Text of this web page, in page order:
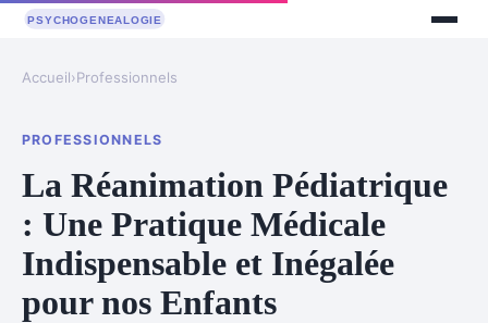
Accueil›Professionnels
PROFESSIONNELS
La Réanimation Pédiatrique
: Une Pratique Médicale
Indispensable et Inégalée
pour nos Enfants